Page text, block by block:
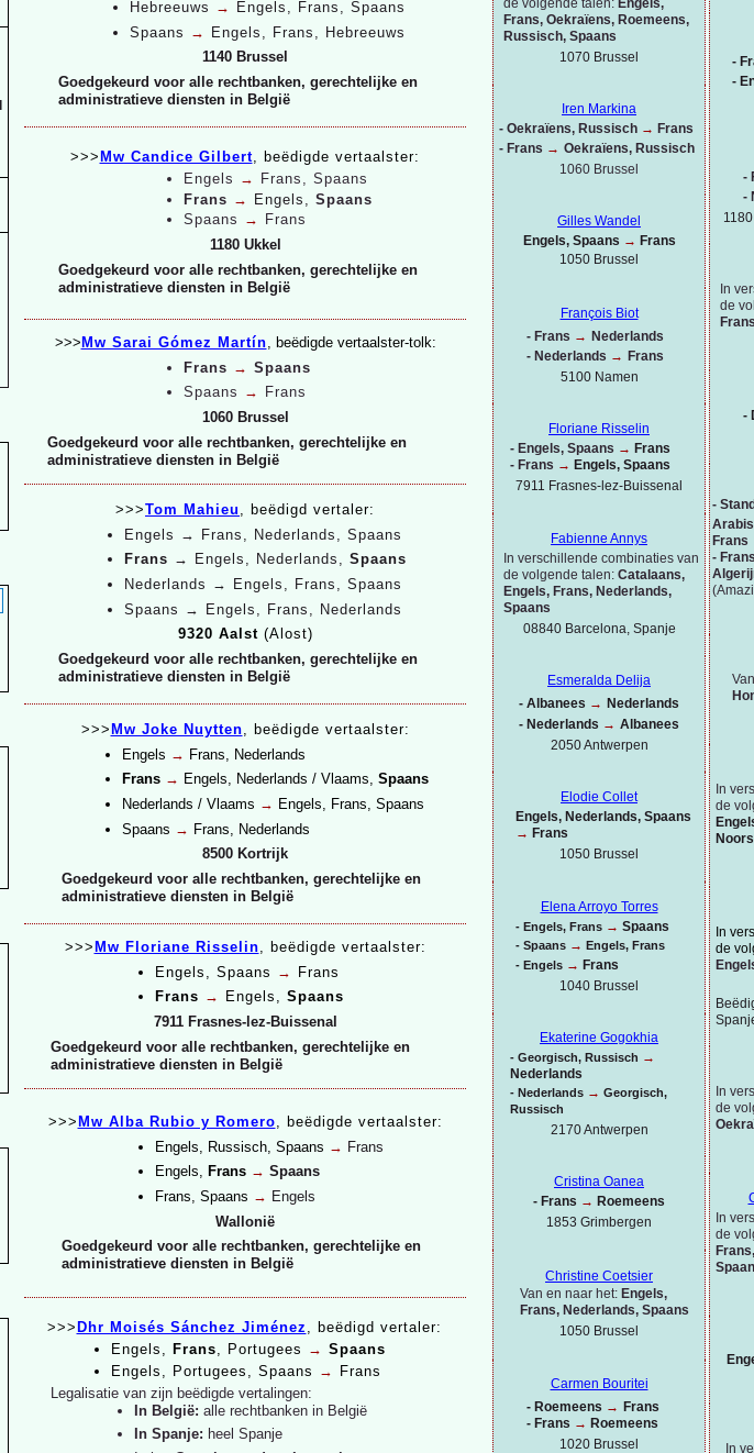
-
-
-
-
In
de
-
-
Frans
-
In
de
In
de
In
de
In
de
In
Frans, Oekraïens, Roemeens,
Russisch, Spaans
1070 Brussel
Iren Markina
- Oekraïens, Russisch → Frans
- Frans → Oekraïens, Russisch
1060 Brussel
Gilles Wandel
Engels, Spaans → Frans
1050 Brussel
François Biot
- Frans → Nederlands
- Nederlands → Frans
5100 Namen
Floriane Risselin
- Engels, Spaans → Frans
- Frans → Engels, Spaans
7911 Frasnes-lez-Buissenal
Fabienne Annys
In verschillende combinaties van
de volgende talen: Catalaans,
Engels, Frans, Nederlands,
Spaans
08840 Barcelona, Spanje
Esmeralda Delija
- Albanees → Nederlands
- Nederlands → Albanees
2050 Antwerpen
Elodie Collet
Engels, Nederlands, Spaans
→ Frans
1050 Brussel
Elena Arroyo Torres
- Engels, Frans → Spaans
- Spaans → Engels, Frans
- Engels → Frans
1040 Brussel
Ekaterine Gogokhia
- Georgisch, Russisch →
Nederlands
- Nederlands → Georgisch,
Russisch
2170 Antwerpen
Cristina Oanea
- Frans → Roemeens
1853 Grimbergen
Christine Coetsier
Van en naar het: Engels,
Frans, Nederlands, Spaans
1050 Brussel
Carmen Bouritei
- Roemeens → Frans
- Frans → Roemeens
1020 Brussel
Hebreeuws → Engels, Frans, Spaans
Spaans →
Engels, Frans, Hebreeuws
1140 Brussel
Goedgekeurd voor alle rechtbanken, gerechtelijke en
administratieve diensten in België
>>> Mw Candice Gilbert, beëdigde vertaalster:
Engels →
Frans, Spaans
Frans → Engels, Spaans
Spaans →
Frans
1180 Ukkel
Goedgekeurd voor alle rechtbanken, gerechtelijke en
administratieve diensten in België
>>> Mw Sarai Gómez Martín, beëdigde vertaalster-tolk:
Frans → Spaans
Spaans →
Frans
1060 Brussel
Goedgekeurd voor alle rechtbanken, gerechtelijke en
administratieve diensten in België
>>>Tom Mahieu , beëdigd vertaler:
Engels → Frans, Nederlands, Spaans
Frans → Engels, Nederlands, Spaans
Nederlands →
Engels, Frans, Spaans
Spaans →
Engels, Frans, Nederlands
9320 Aalst (Alost)
Goedgekeurd voor alle rechtbanken, gerechtelijke en
administratieve diensten in België
>>> Mw Joke Nuytten, beëdigde vertaalster:
Engels → Frans, Nederlands
Frans → Engels, Nederlands / Vlaams, Spaans
Nederlands / Vlaams → Engels, Frans, Spaans
Spaans → Frans, Nederlands
8500 Kortrijk
Goedgekeurd voor alle rechtbanken, gerechtelijke en
administratieve diensten in België
>>> Mw Floriane Risselin, beëdigde vertaalster:
Engels, Spaans → Frans
Frans → Engels, Spaans
7911 Frasnes-lez-Buissenal
Goedgekeurd voor alle rechtbanken, gerechtelijke en
administratieve diensten in België
>>> Mw Alba Rubio y Romero, beëdigde vertaalster:
Engels, Russisch, Spaans → Frans
Engels, Frans → Spaans
Frans, Spaans → Engels
Wallonië
Goedgekeurd voor alle rechtbanken, gerechtelijke en
administratieve diensten in België
>>> Dhr Moisés Sánchez Jiménez , beëdigd vertaler:
Engels, Frans, Portugees → Spaans
Engels, Portugees, Spaans →
Frans
Legalisatie van zijn beëdigde vertalingen:
In België: alle rechtbanken in België
In Spanje: heel Spanje